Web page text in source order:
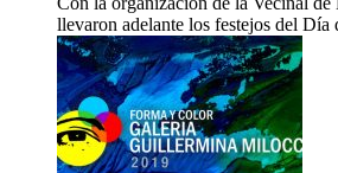
llevaron adelante los festejos del